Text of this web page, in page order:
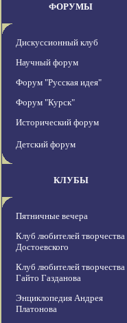
ФОРУМЫ
Дискуссионный клуб
Научный форум
Форум "Русская идея"
Форум "Курск"
Исторический форум
Детский форум
КЛУБЫ
Пятничные вечера
Клуб любителей творчества
Достоевского
Клуб любителей творчества
Гайто Газданова
Энциклопедия Андрея
Платонова